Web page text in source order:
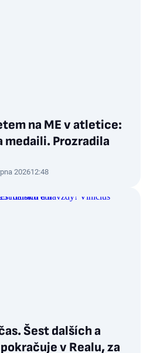
na ME v atletice:
medaili. Prozradila
202612:48
Šest dalších a
v Realu, za